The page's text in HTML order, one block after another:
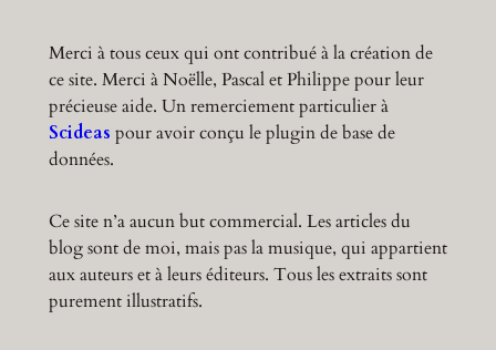
Merci à tous ceux qui ont contribué à la création de
ce site. Merci à Noëlle, Pascal et Philippe pour leur
précieuse aide. Un remerciement particulier à
Scideas pour avoir conçu le plugin de base de
données.
Ce site n’a aucun but commercial. Les articles du
blog sont de moi, mais pas la musique, qui appartient
aux auteurs et à leurs éditeurs. Tous les extraits sont
purement illustratifs.